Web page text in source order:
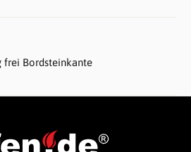
frei Bordsteinkante